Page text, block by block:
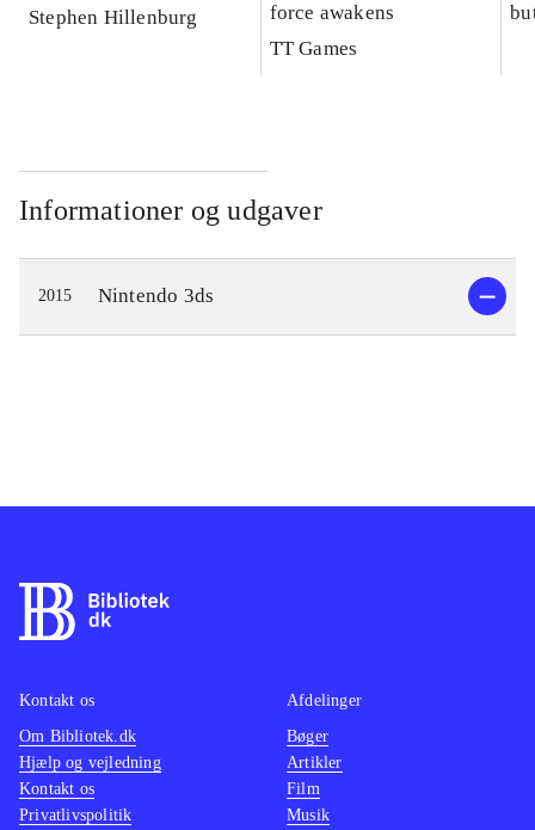
Stephen Hillenburg
force awakens
TT Games
Informationer og udgaver
2015 Nintendo 3ds
Kontakt os
Om Bibliotek.dk
Hjælp og vejledning
Kontakt os
Privatlivspolitik
Afdelinger
Bøger
Artikler
Film
Musik